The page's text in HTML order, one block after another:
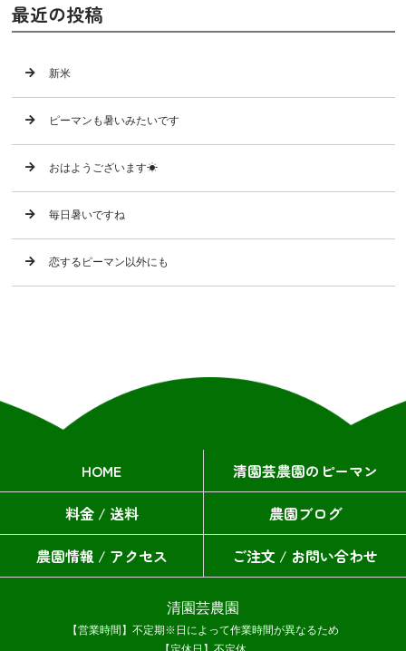
最近の投稿
新米
ピーマンも暑いみたいです
おはようございます☀
毎日暑いですね
恋するピーマン以外にも
HOME
清園芸農園のピーマン
料金 / 送料
農園ブログ
農園情報 / アクセス
ご注文 / お問い合わせ
清園芸農園
【営業時間】不定期※日によって作業時間が異なるため